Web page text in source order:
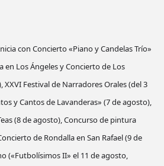
con Concierto «Piano y Candelas Trío»
en Los Ángeles y Concierto de Los
XXVI Festival de Narradores Orales (del 3
y Cantos de Lavanderas» (7 de agosto),
(8 de agosto), Concurso de pintura
de Rondalla en San Rafael (9 de
(«Futbolísimos II» el 11 de agosto,